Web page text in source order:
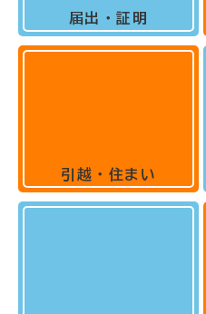
届出・証明
引越・住まい